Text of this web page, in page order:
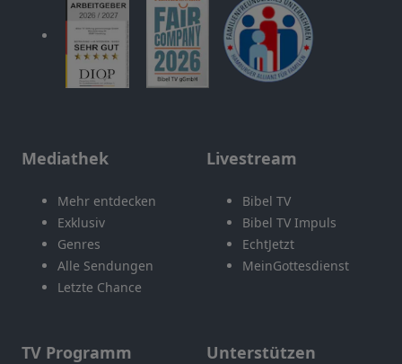
Mediathek
Mehr entdecken
Exklusiv
Genres
Alle Sendungen
Letzte Chance
Livestream
Bibel TV
Bibel TV Impuls
EchtJetzt
MeinGottesdienst
TV Programm Unterstützen